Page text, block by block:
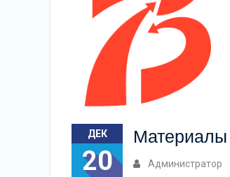
ДЕК
20 Администратор